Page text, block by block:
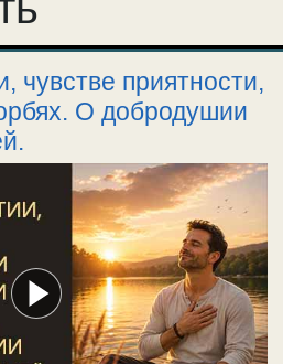
чувстве приятности,
О добродушии